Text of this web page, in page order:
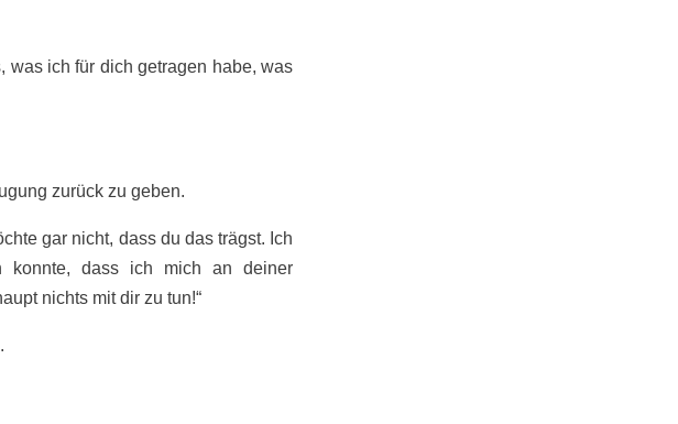
was ich für dich getragen habe, was
zurück zu geben.
gar nicht, dass du das trägst. Ich
dass ich mich an deiner
nichts mit dir zu tun!“